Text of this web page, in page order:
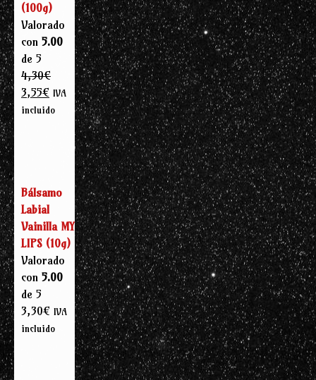
(100g)
Valorado
con 5.00
de 5
4,30€
El
precio
3,55€ El
precio
actual
3,55€.
IVA
incluido
Bálsamo
Labial
Vainilla MY
LIPS (10g)
Valorado
con 5.00
de 5
3,30€ IVA
incluido